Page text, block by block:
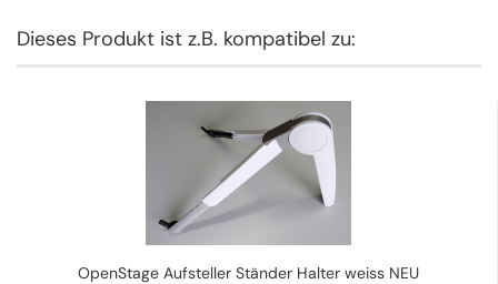
Dieses Produkt ist z.B. kompatibel zu:
OpenStage Aufsteller Ständer Halter weiss NEU